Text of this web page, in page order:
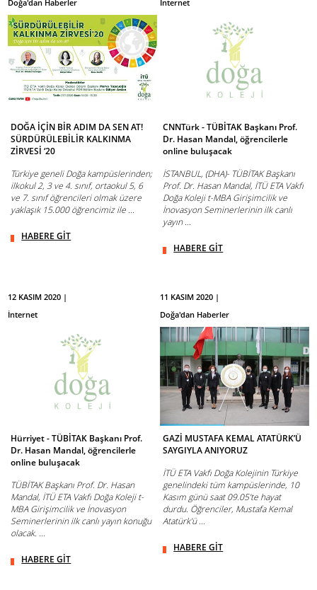
Doğa'dan Haberler
DOĞA İÇİN BİR ADIM DA SEN AT!
SÜRDÜRÜLEBİLİR KALKINMA
ZİRVESİ ‘20
Türkiye geneli Doğa kampüslerinden;
ilkokul 2, 3 ve 4. sınıf, ortaokul 5, 6
ve 7. sınıf öğrencileri olmak üzere
yaklaşık 15.000 öğrencimiz ile ...
HABERE GİT
İnternet
CNNTürk - TÜBİTAK Başkanı Prof.
Dr. Hasan Mandal, öğrencilerle
online buluşacak
İSTANBUL, (DHA)- TÜBİTAK Başkanı
Prof. Dr. Hasan Mandal, İTÜ ETA Vakfı
Doğa Koleji t-MBA Girişimcilik ve
İnovasyon Seminerlerinin ilk canlı
yayın ...
HABERE GİT
12 KASIM 2020 |
İnternet
Hürriyet - TÜBİTAK Başkanı Prof.
Dr. Hasan Mandal, öğrencilerle
online buluşacak
TÜBİTAK Başkanı Prof. Dr. Hasan
Mandal, İTÜ ETA Vakfı Doğa Koleji t-
MBA Girişimcilik ve İnovasyon
Seminerlerinin ilk canlı yayın konuğu
olacak. ...
HABERE GİT
11 KASIM 2020 |
Doğa'dan Haberler
GAZİ MUSTAFA KEMAL ATATÜRK’Ü
SAYGIYLA ANIYORUZ
İTÜ ETA Vakfı Doğa Kolejinin Türkiye
genelindeki tüm kampüslerinde, 10
Kasım günü saat 09.05’te hayat
durdu. Öğrenciler, Mustafa Kemal
Atatürk’ü ...
HABERE GİT